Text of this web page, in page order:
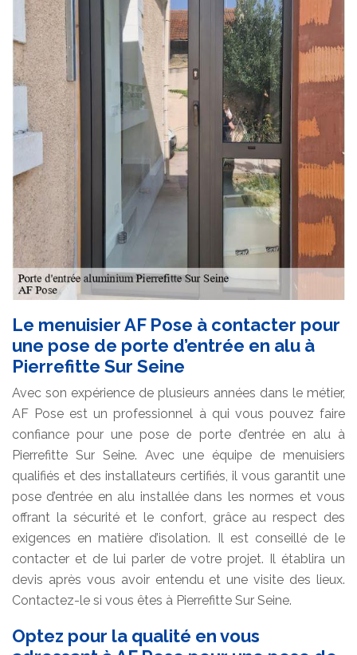
Le menuisier AF Pose à contacter pour
une pose de porte d’entrée en alu à
Pierrefitte Sur Seine
Avec son expérience de plusieurs années dans le métier,
AF Pose est un professionnel à qui vous pouvez faire
confiance pour une pose de porte d’entrée en alu à
Pierrefitte Sur Seine. Avec une équipe de menuisiers
qualifiés et des installateurs certifiés, il vous garantit une
pose d’entrée en alu installée dans les normes et vous
offrant la sécurité et le confort, grâce au respect des
exigences en matière d’isolation. Il est conseillé de le
contacter et de lui parler de votre projet. Il établira un
devis après vous avoir entendu et une visite des lieux.
Contactez-le si vous êtes à Pierrefitte Sur Seine.
Optez pour la qualité en vous